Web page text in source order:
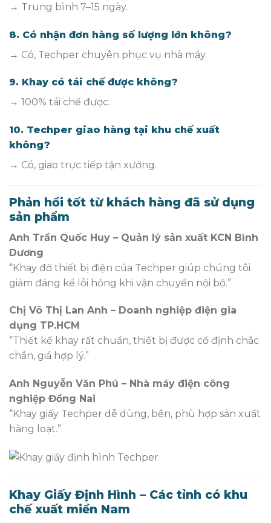
→ Trung bình 7–15 ngày.
8. Có nhận đơn hàng số lượng lớn không?
→ Có, Techper chuyên phục vụ nhà máy.
9. Khay có tái chế được không?
→ 100% tái chế được.
10. Techper giao hàng tại khu chế xuất
không?
→ Có, giao trực tiếp tận xưởng.
Phản hồi tốt từ khách hàng đã sử dụng
sản phẩm
Anh Trần Quốc Huy – Quản lý sản xuất KCN Bình
Dương
“Khay đỡ thiết bị điện của Techper giúp chúng tôi
giảm đáng kể lỗi hỏng khi vận chuyển nội bộ.”
Chị Võ Thị Lan Anh – Doanh nghiệp điện gia
dụng TP.HCM
“Thiết kế khay rất chuẩn, thiết bị được cố định chắc
chắn, giá hợp lý.”
Anh Nguyễn Văn Phú – Nhà máy điện công
nghiệp Đồng Nai
“Khay giấy Techper dễ dùng, bền, phù hợp sản xuất
hàng loạt.”
Khay Giấy Định Hình – Các tỉnh có khu
chế xuất miền Nam